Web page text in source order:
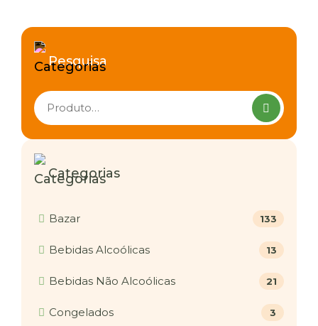
Pesquisa
Pesquisar
produtos
Categorias
Bazar 133
Bebidas Alcoólicas 13
Bebidas Não Alcoólicas 21
Congelados 3